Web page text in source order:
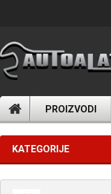
PROIZVODI
KATEGORIJE